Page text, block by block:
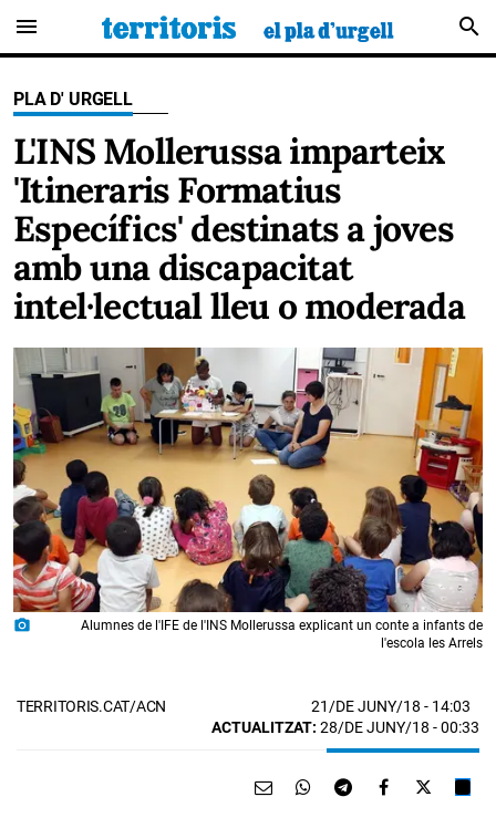
menu search
PLA D' URGELL
L'INS Mollerussa imparteix
'Itineraris Formatius
Específics' destinats a joves
amb una discapacitat
intel·lectual lleu o moderada
photo_camera
Alumnes de l'IFE de l'INS Mollerussa explicant un conte a infants de
l'escola les Arrels
TERRITORIS.CAT/ACN 21/DE JUNY/18 - 14:03
ACTUALITZAT: 28/DE JUNY/18 - 00:33